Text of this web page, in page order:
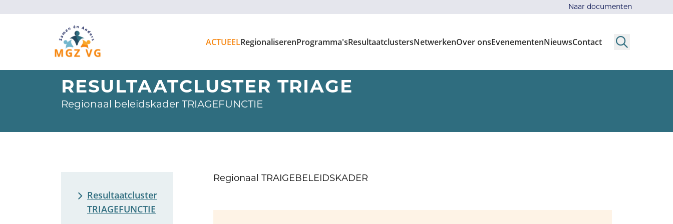
ACTUEELRegionaliserenProgramma'sResultaatclustersNetwerkenOver onsEvenementenNieuwsContact Search
Naar documenten
RESULTAATCLUSTER TRIAGE
Regionaal beleidskader TRIAGEFUNCTIE
Resultaatcluster
TRIAGEFUNCTIE
Regionaal TRAIGEBELEIDSKADER